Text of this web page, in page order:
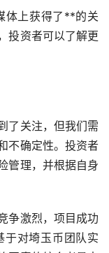
体上获得了**的关
投资者可以了解更
了关注，但我们需
不确定性。投资者
管理，并根据自身
争激烈，项目成功
对埼玉币团队实